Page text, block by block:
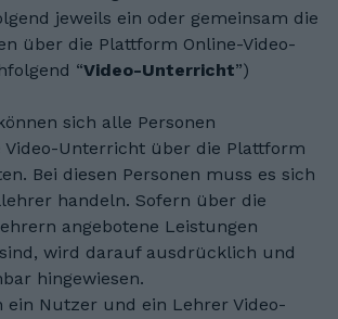
jeweils ein oder gemeinsam die
über die Plattform Online-Video-
“Video-Unterricht”)
sich alle Personen
Video-Unterricht über die Plattform
Bei diesen Personen muss es sich
handeln. Sofern über die
angebotene Leistungen
wird darauf ausdrücklich und
hingewiesen.
ein Nutzer und ein Lehrer Video-